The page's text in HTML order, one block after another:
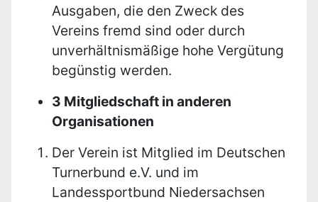
Ausgaben, die den Zweck des
Vereins fremd sind oder durch
unverhältnismäßige hohe Vergütung
begünstig werden.
3 Mitgliedschaft in anderen
Organisationen
Der Verein ist Mitglied im Deutschen
Turnerbund e.V. und im
Landessportbund Niedersachsen